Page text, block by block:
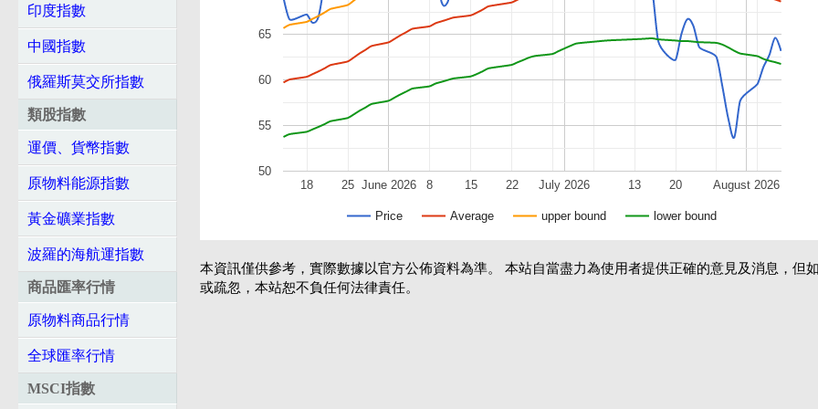
印度指數
中國指數
俄羅斯莫交所指數
類股指數
運價、貨幣指數
原物料能源指數
黃金礦業指數
波羅的海航運指數
商品匯率行情
原物料商品行情
全球匯率行情
MSCI指數
Price Average upper bound lower bound
June 2026 July 2026 August 2026
18 25 8 15 22 13 20
50
55
60
65
本資訊僅供參考，實際數據以官方公佈資料為準。 本站自當盡力為使用者提供正確的意見及消息，但
或疏忽，本站恕不負任何法律責任。